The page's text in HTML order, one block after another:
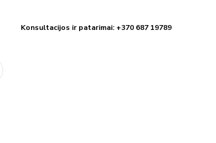
Konsultacijos ir patarimai: +370 687 19789